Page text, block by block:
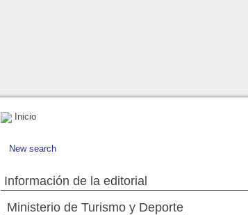
Inicio
New search
Información de la editorial
Ministerio de Turismo y Deporte